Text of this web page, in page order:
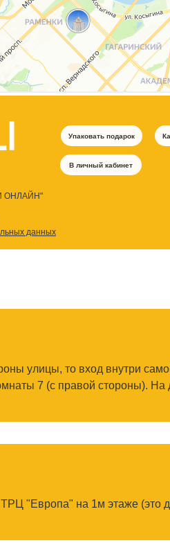
данных
ОНЛАЙН"
Упаковать подарок
В личный кабинет
улицы, то вход внутри
7 (с правой стороны).
"Европа" на 1м этаже (это